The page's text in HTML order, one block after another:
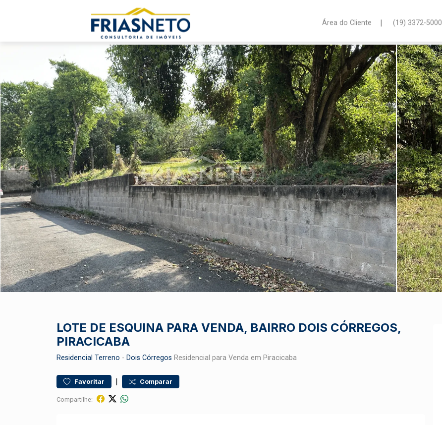
Área do Cliente | (19) 3372-5000
LOTE DE ESQUINA PARA VENDA, BAIRRO DOIS CÓRREGOS,
PIRACICABA
Residencial Terreno - Dois Córregos Residencial para Venda em Piracicaba
Favoritar | Comparar
Compartilhe: